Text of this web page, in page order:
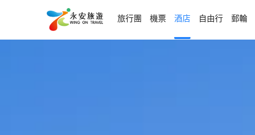
旅行團 機票 酒店 自由行 郵輪